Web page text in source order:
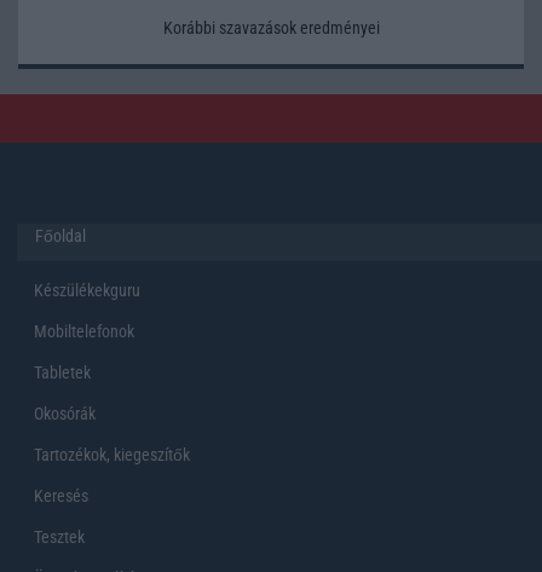
Korábbi szavazások eredményei
Főoldal
Készülékekguru
Mobiltelefonok
Tabletek
Okosórák
Tartozékok, kiegeszítők
Keresés
Tesztek